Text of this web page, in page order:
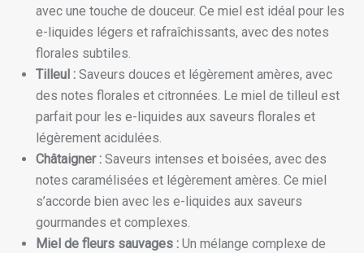
avec une touche de douceur. Ce miel est idéal pour les
e-liquides légers et rafraîchissants, avec des notes
florales subtiles.
Tilleul : Saveurs douces et légèrement amères, avec
des notes florales et citronnées. Le miel de tilleul est
parfait pour les e-liquides aux saveurs florales et
légèrement acidulées.
Châtaigner : Saveurs intenses et boisées, avec des
notes caramélisées et légèrement amères. Ce miel
s’accorde bien avec les e-liquides aux saveurs
gourmandes et complexes.
Miel de fleurs sauvages : Un mélange complexe de